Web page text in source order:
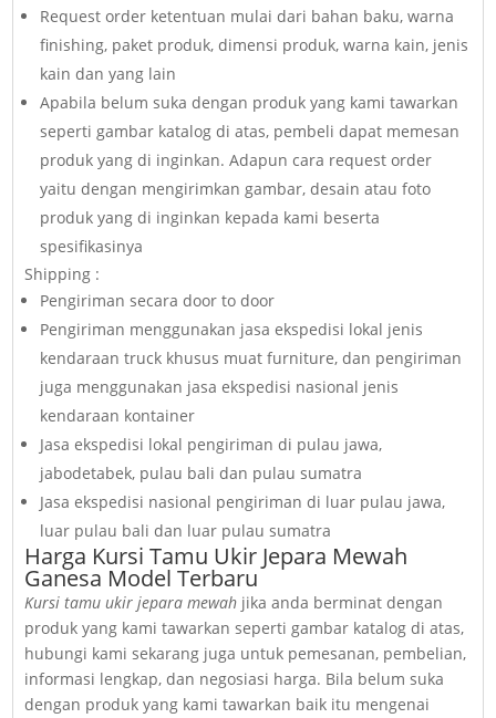
Request order ketentuan mulai dari bahan baku, warna
finishing, paket produk, dimensi produk, warna kain, jenis
kain dan yang lain
Apabila belum suka dengan produk yang kami tawarkan
seperti gambar katalog di atas, pembeli dapat memesan
produk yang di inginkan. Adapun cara request order
yaitu dengan mengirimkan gambar, desain atau foto
produk yang di inginkan kepada kami beserta
spesifikasinya
Shipping :
Pengiriman secara door to door
Pengiriman menggunakan jasa ekspedisi lokal jenis
kendaraan truck khusus muat furniture, dan pengiriman
juga menggunakan jasa ekspedisi nasional jenis
kendaraan kontainer
Jasa ekspedisi lokal pengiriman di pulau jawa,
jabodetabek, pulau bali dan pulau sumatra
Jasa ekspedisi nasional pengiriman di luar pulau jawa,
luar pulau bali dan luar pulau sumatra
Harga Kursi Tamu Ukir Jepara Mewah
Ganesa Model Terbaru
Kursi tamu ukir jepara mewah jika anda berminat dengan
produk yang kami tawarkan seperti gambar katalog di atas,
hubungi kami sekarang juga untuk pemesanan, pembelian,
informasi lengkap, dan negosiasi harga. Bila belum suka
dengan produk yang kami tawarkan baik itu mengenai